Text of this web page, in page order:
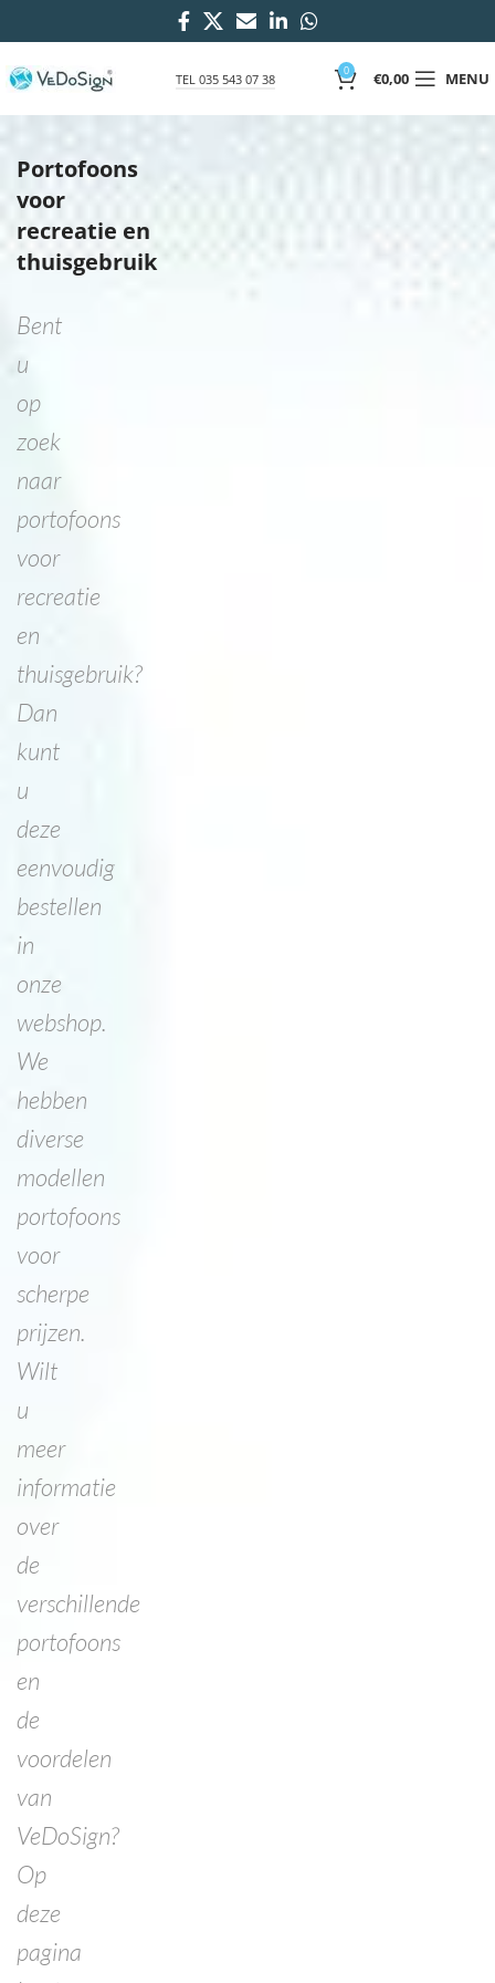
TEL 035 543 07 38
0 €0,00 MENU
Portofoons
voor
recreatie en
thuisgebruik
Bent
u
op
zoek
naar
portofoons
voor
recreatie
en
thuisgebruik?
Dan
kunt
u
deze
eenvoudig
bestellen
in
onze
webshop.
We
hebben
diverse
modellen
portofoons
voor
scherpe
prijzen.
Wilt
u
meer
informatie
over
de
verschillende
portofoons
en
de
voordelen
van
VeDoSign?
Op
deze
pagina